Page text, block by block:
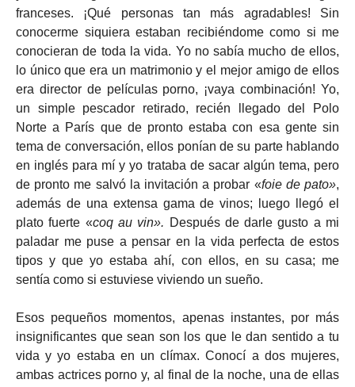
franceses. ¡Qué personas tan más agradables! Sin
conocerme siquiera estaban recibiéndome como si me
conocieran de toda la vida. Yo no sabía mucho de ellos,
lo único que era un matrimonio y el mejor amigo de ellos
era director de películas porno, ¡vaya combinación! Yo,
un simple pescador retirado, recién llegado del Polo
Norte a París que de pronto estaba con esa gente sin
tema de conversación, ellos ponían de su parte hablando
en inglés para mí y yo trataba de sacar algún tema, pero
de pronto me salvó la invitación a probar «foie de pato»,
además de una extensa gama de vinos; luego llegó el
plato fuerte «coq au vin». Después de darle gusto a mi
paladar me puse a pensar en la vida perfecta de estos
tipos y que yo estaba ahí, con ellos, en su casa; me
sentía como si estuviese viviendo un sueño.
Esos pequeños momentos, apenas instantes, por más
insignificantes que sean son los que le dan sentido a tu
vida y yo estaba en un clímax. Conocí a dos mujeres,
ambas actrices porno y, al final de la noche, una de ellas